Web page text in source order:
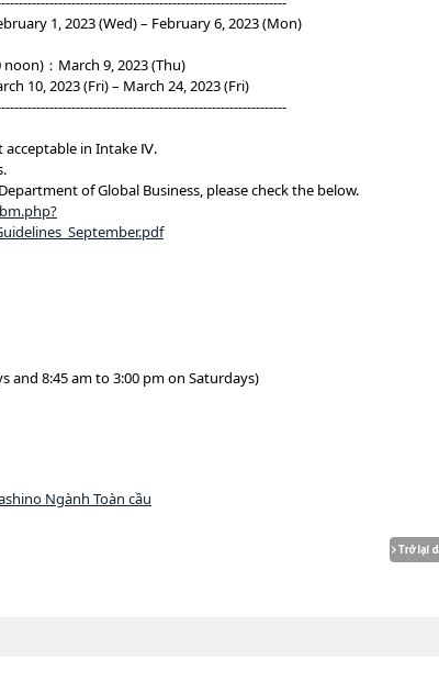
1, 2023 (Wed) – February 6, 2023 (Mon)
：March 9, 2023 (Thu)
10, 2023 (Fri) – March 24, 2023 (Fri)
acceptable in Intake Ⅳ.
of Global Business, please check the below.
and 8:45 am to 3:00 pm on Saturdays)
Ngành Toàn cầu